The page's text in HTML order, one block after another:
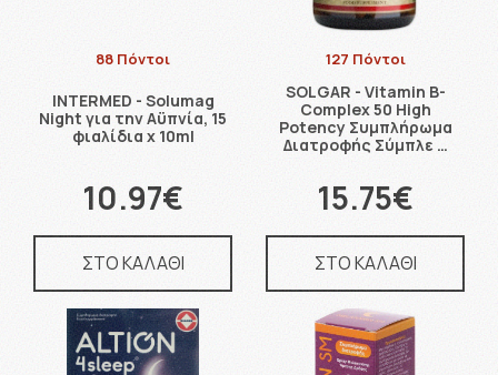
88 Πόντοι
INTERMED - Solumag
Night για την Αϋπνία, 15
φιαλίδια x 10ml
10.97€
ΣΤΟ ΚΑΛΑΘΙ
127 Πόντοι
SOLGAR - Vitamin B-
Complex 50 High
Potency Συμπλήρωμα
Διατροφής Σύμπλε …
15.75€
ΣΤΟ ΚΑΛΑΘΙ